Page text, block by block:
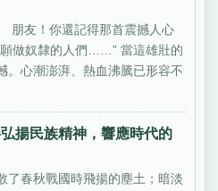
朋友！你還記得那首震撼人心
做奴隸的人們……” 當這雄壯的
。心潮澎湃、熱血沸騰已形容不
揚民族精神，響應時代的
了春秋戰國時飛揚的塵土；暗淡